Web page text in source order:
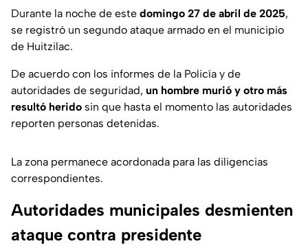
Durante la noche de este domingo 27 de abril de 2025,
se registró un segundo ataque armado en el municipio
de Huitzilac.
De acuerdo con los informes de la Policía y de
autoridades de seguridad, un hombre murió y otro más
resultó herido sin que hasta el momento las autoridades
reporten personas detenidas.
La zona permanece acordonada para las diligencias
correspondientes.
Autoridades municipales desmienten
ataque contra presidente